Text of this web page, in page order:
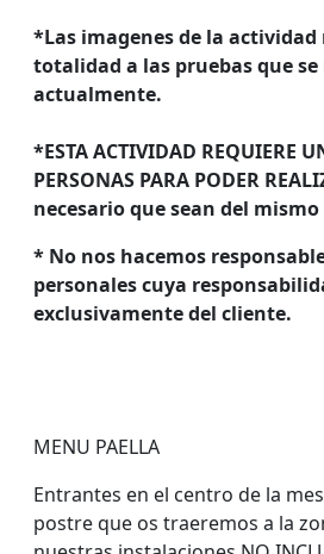
*Las imagenes de la actividad
totalidad a las pruebas que
actualmente.
*ESTA ACTIVIDAD REQUIERE
PERSONAS PARA PODER
necesario que sean del
* No nos hacemos
personales cuya
exclusivamente del cliente.
MENU PAELLA
Entrantes en el centro de la
postre que os traeremos a la